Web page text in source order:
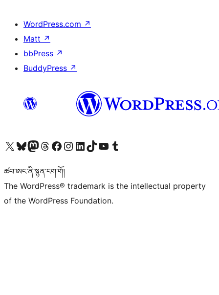
WordPress.com ↗
Matt ↗
bbPress ↗
BuddyPress ↗
Visit our X (formerly Twitter) account
Visit our Bluesky account
Visit our Mastodon account
Visit our Threads account
Visit our Facebook page
Visit our Instagram account
Visit our LinkedIn account
Visit our TikTok account
Visit our YouTube channel
Visit our Tumblr account
ཚབ་ཨང་ནི་སྙན་ངག་གོ།
The WordPress® trademark is the intellectual property
of the WordPress Foundation.